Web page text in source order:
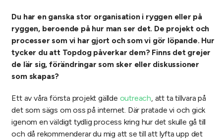
Du har en ganska stor organisation i ryggen eller på
ryggen, beroende på hur man ser det. De projekt och
processer som vi har gjort och som vi gör löpande. Hur
tycker du att Topdog påverkar dem? Finns det grejer
de lär sig, förändringar som sker eller diskussioner
som skapas?
Ett av våra första projekt gällde outreach, att ta tillvara på
det som sägs om oss på internet. Där pratade vi och gick
igenom en väldigt tydlig process kring hur det skulle gå till
och då rekommenderar du mig att se till att lyfta upp det